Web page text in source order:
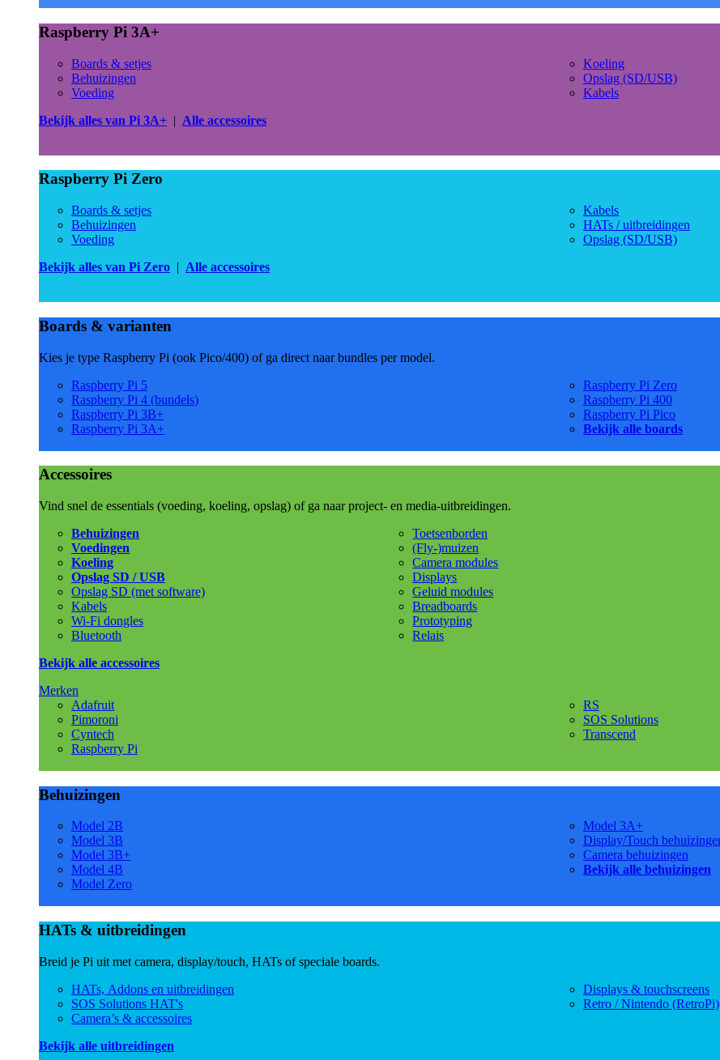
Raspberry Pi 3A+
Boards & setjes
Behuizingen
Voeding
Koeling
Opslag (SD/USB)
Kabels
Bekijk alles van Pi 3A+ | Alle accessoires
Raspberry Pi Zero
Boards & setjes
Behuizingen
Voeding
Kabels
HATs / uitbreidingen
Opslag (SD/USB)
Bekijk alles van Pi Zero | Alle accessoires
Boards & varianten
Kies je type Raspberry Pi (ook Pico/400) of ga direct naar bundles per model.
Raspberry Pi 5
Raspberry Pi 4 (bundels)
Raspberry Pi 3B+
Raspberry Pi 3A+
Raspberry Pi Zero
Raspberry Pi 400
Raspberry Pi Pico
Bekijk alle boards
Accessoires
Vind snel de essentials (voeding, koeling, opslag) of ga naar project- en media-uitbreidingen.
Behuizingen
Voedingen
Koeling
Opslag SD / USB
Opslag SD (met software)
Kabels
Wi-Fi dongles
Bluetooth
Toetsenborden
(Fly-)muizen
Camera modules
Displays
Geluid modules
Breadboards
Prototyping
Relais
Bekijk alle accessoires
Merken
Adafruit
Pimoroni
Cyntech
Raspberry Pi
RS
SOS Solutions
Transcend
Behuizingen
Model 2B
Model 3B
Model 3B+
Model 4B
Model Zero
Model 3A+
Display/Touch
Camera behuizingen
Bekijk alle behuizingen
HATs & uitbreidingen
Breid je Pi uit met camera, display/touch, HATs of speciale boards.
HATs, Addons en uitbreidingen
SOS Solutions HAT's
Camera’s & accessoires
Displays & touchscreens
Retro / Nintendo (RetroPi)
Bekijk alle uitbreidingen